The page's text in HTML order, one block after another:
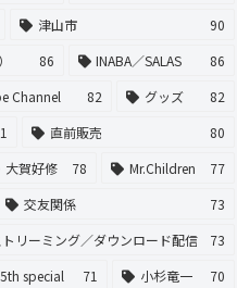
津山市
90
86 INABA／SALAS
86
Channel 82 グッズ
82
直前販売
80
大賀好修 78 Mr.Children
77
交友関係
73
リーミング／ダウンロード配信
73
special 71 小杉竜一
70